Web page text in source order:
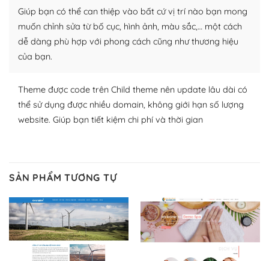
plugin của WordPress rất phong phú. Bạn có thể thỏa
thích chọn lựa plugin và themes phù hợp cho mục đích
lập website của mình.
WordPress đa dạng plugin và themes
– Dễ sử dụng
Với mọi Hosting bất kỳ thì WordPress đều có thể dễ
Và bạn có toàn quyền tự do khi quyết định nơi lưu trữ
trang web WordPress của bạn.
Dễ dàng lựa chọn Hosting cho website WordPress
– Bảo mật cực tốt
Vì WordPress hiện là nền tảng xây dựng trang web và
Giúp bạn có thể can thiệp vào bất cứ vị trí nào bạn mong
muốn chỉnh sửa từ bố cục, hình ảnh, màu sắc,… một cách
dễ dàng phù hợp với phong cách cũng như thương hiệu
của bạn.
Theme được code trên Child theme nên update lâu dài có
thể sử dụng được nhiều domain, không giới hạn số lượng
website. Giúp bạn tiết kiệm chi phí và thời gian
SẢN PHẨM TƯƠNG TỰ